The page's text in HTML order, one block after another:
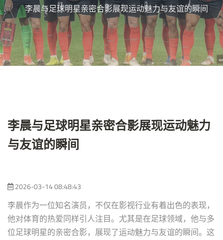
李晨与足球明星亲密合影展现运动魅力与友谊的瞬间
李晨与足球明星亲密合影展现运动魅力
与友谊的瞬间
2026-03-14 08:48:43
李晨作为一位知名演员，不仅在影视行业有着出色的表现，
他对体育的热爱同样引人注目。尤其是在足球领域，他与多
位足球明星的亲密合影，展现了运动魅力与友谊的瞬间。这